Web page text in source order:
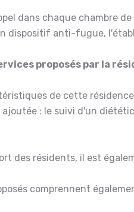
dans chaque chambre
dispositif anti-fugue,
proposés par la
de cette
: le suivi d'un
des résidents, il est
comprennent